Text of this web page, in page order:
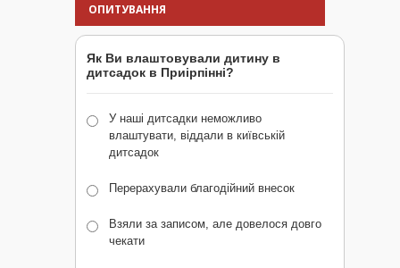
ОПИТУВАННЯ
Як Ви влаштовували дитину в
дитсадок в Приірпінні?
У наші дитсадки неможливо
влаштувати, віддали в київській
дитсадок
Перерахували благодійний внесок
Взяли за записом, але довелося довго
чекати